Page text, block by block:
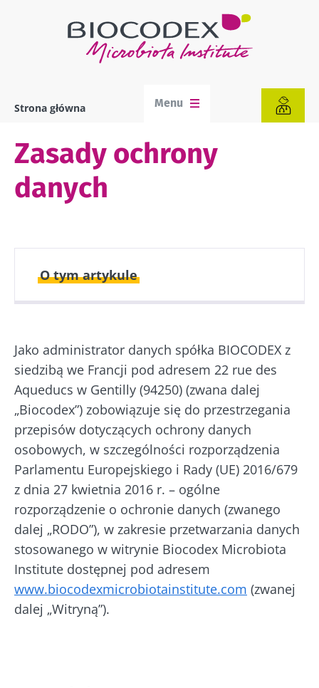
Ścieżka
Strona główna Menu
Zasady ochrony
danych
O tym artykule
Jako administrator danych spółka BIOCODEX z
siedzibą we Francji pod adresem 22 rue des
Aqueducs w Gentilly (94250) (zwana dalej
„Biocodex”) zobowiązuje się do przestrzegania
przepisów dotyczących ochrony danych
osobowych, w szczególności rozporządzenia
Parlamentu Europejskiego i Rady (UE) 2016/679
z dnia 27 kwietnia 2016 r. – ogólne
rozporządzenie o ochronie danych (zwanego
dalej „RODO”), w zakresie przetwarzania danych
stosowanego w witrynie Biocodex Microbiota
Institute dostępnej pod adresem
www.biocodexmicrobiotainstitute.com (zwanej
dalej „Witryną”).